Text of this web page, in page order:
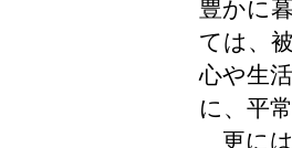
豊かに
ては、
心や生
に、平
更には